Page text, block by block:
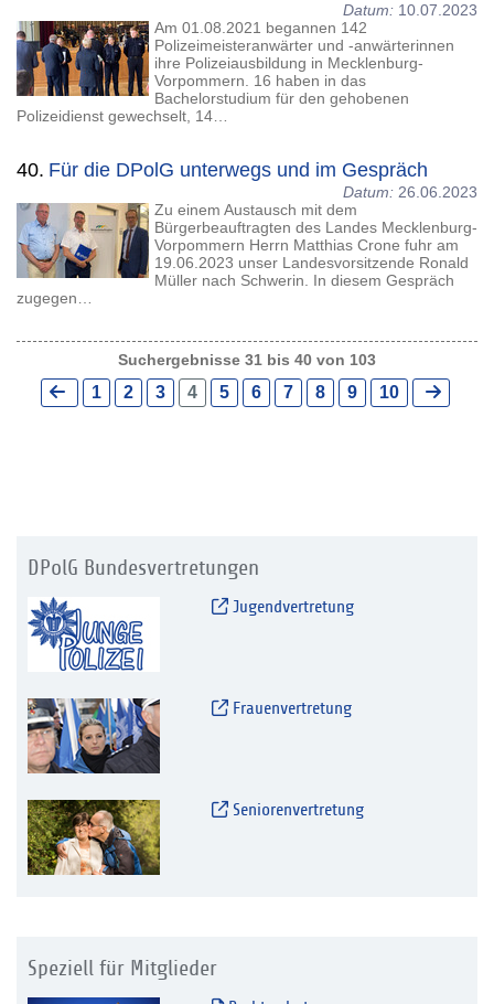
Datum: 10.07.2023
Am 01.08.2021 begannen 142
Polizeimeisteranwärter und -anwärterinnen
ihre Polizeiausbildung in Mecklenburg-
Vorpommern. 16 haben in das
Bachelorstudium für den gehobenen
Polizeidienst gewechselt, 14…
40. Für die DPolG unterwegs und im Gespräch
Datum: 26.06.2023
Zu einem Austausch mit dem
Bürgerbeauftragten des Landes Mecklenburg-
Vorpommern Herrn Matthias Crone fuhr am
19.06.2023 unser Landesvorsitzende Ronald
Müller nach Schwerin. In diesem Gespräch
zugegen…
Suchergebnisse 31 bis 40 von 103
1 2 3 4 5 6 7 8 9 10
DPolG Bundesvertretungen
Jugendvertretung
Frauenvertretung
Seniorenvertretung
Speziell für Mitglieder